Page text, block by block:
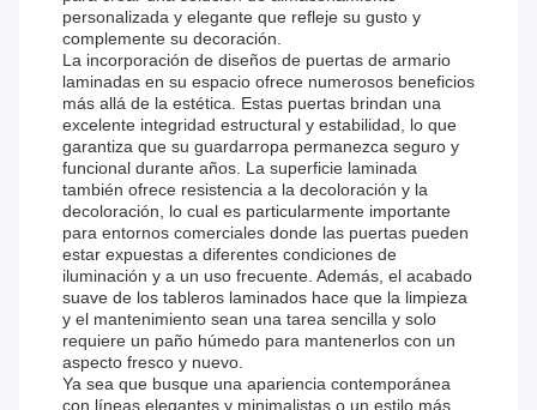
personalizada y elegante que refleje su gusto y
complemente su decoración.
La incorporación de diseños de puertas de armario
laminadas en su espacio ofrece numerosos beneficios
más allá de la estética. Estas puertas brindan una
excelente integridad estructural y estabilidad, lo que
garantiza que su guardarropa permanezca seguro y
funcional durante años. La superficie laminada
también ofrece resistencia a la decoloración y la
decoloración, lo cual es particularmente importante
para entornos comerciales donde las puertas pueden
estar expuestas a diferentes condiciones de
iluminación y a un uso frecuente. Además, el acabado
suave de los tableros laminados hace que la limpieza
y el mantenimiento sean una tarea sencilla y solo
requiere un paño húmedo para mantenerlos con un
aspecto fresco y nuevo.
Ya sea que busque una apariencia contemporánea
con líneas elegantes y minimalistas o un estilo más